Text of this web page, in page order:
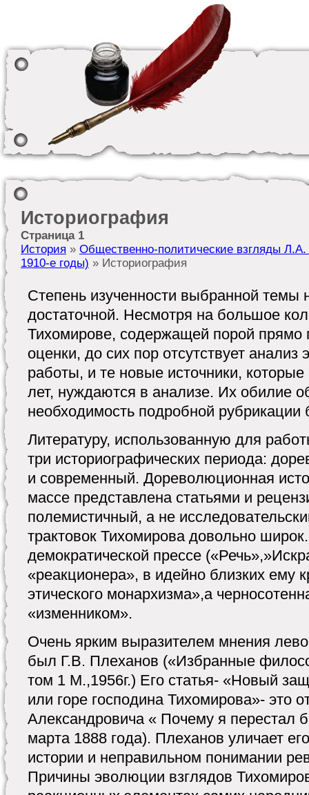
Историография
Страница 1
История » Общественно-политические взгляды
1910-е годы) » Историография
Степень изученности выбранной темы
достаточной. Несмотря на большое
Тихомирове, содержащей порой прямо
оценки, до сих пор отсутствует анализ
работы, и те новые источники,
лет, нуждаются в анализе. Их обилие
необходимость подробной рубрикации
Литературу, использованную для
три историографических периода:
и современный. Дореволюционная
массе представлена статьями и
полемистичный, а не
трактовок Тихомирова довольно
демократической прессе
«реакционера», в идейно близких ему
этического монархизма»,а
«изменником».
Очень ярким выразителем мнения
был Г.В. Плеханов («Избранные
том 1 М.,1956г.) Его статья- «Новый
или горе господина Тихомирова»- это
Александровича « Почему я перестал
марта 1888 года). Плеханов уличает
истории и неправильном понимании
Причины эволюции взглядов